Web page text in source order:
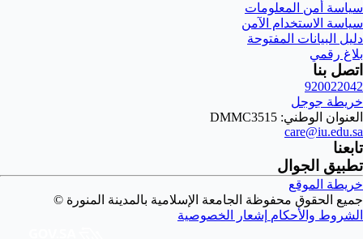
سياسة أمن المعلومات
سياسة الاستخدام الآمن
دليل البيانات المفتوحة
بلاغ رقمي
اتصل بنا
920022042
خريطة جوجل
العنوان الوطني: DMMC3515
care@iu.edu.sa
تابعنا
تطبيق الجوال
خريطة الموقع
جميع الحقوق محفوظة الجامعة الإسلامية بالمدينة المنورة ©
الشروط والأحكام إشعار الخصوصية